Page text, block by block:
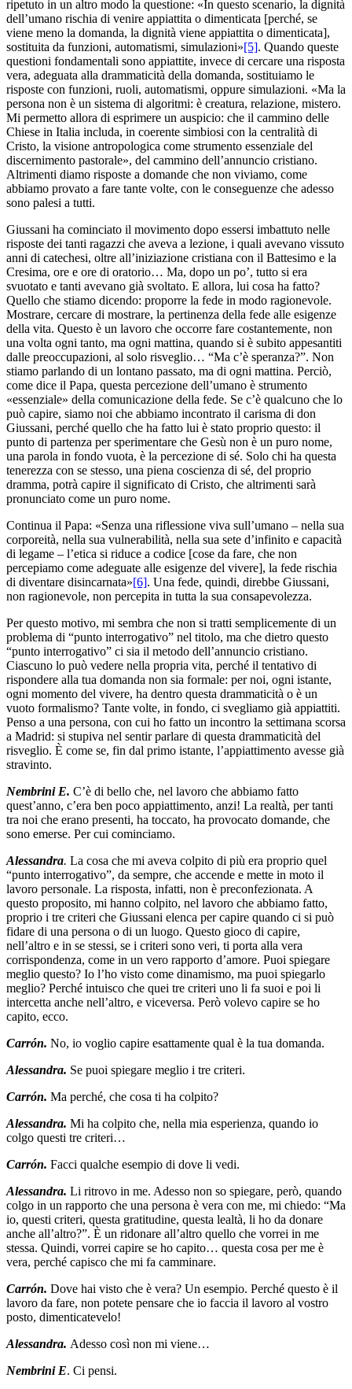
ripetuto in un altro modo la questione: «In questo scenario, la dignità
dell’umano rischia di venire appiattita o dimenticata [perché, se
viene meno la domanda, la dignità viene appiattita o dimenticata],
sostituita da funzioni, automatismi, simulazioni»[5]. Quando queste
questioni fondamentali sono appiattite, invece di cercare una risposta
vera, adeguata alla drammaticità della domanda, sostituiamo le
risposte con funzioni, ruoli, automatismi, oppure simulazioni. «Ma la
persona non è un sistema di algoritmi: è creatura, relazione, mistero.
Mi permetto allora di esprimere un auspicio: che il cammino delle
Chiese in Italia includa, in coerente simbiosi con la centralità di
Cristo, la visione antropologica come strumento essenziale del
discernimento pastorale», del cammino dell’annuncio cristiano.
Altrimenti diamo risposte a domande che non viviamo, come
abbiamo provato a fare tante volte, con le conseguenze che adesso
sono palesi a tutti.
Giussani ha cominciato il movimento dopo essersi imbattuto nelle
risposte dei tanti ragazzi che aveva a lezione, i quali avevano vissuto
anni di catechesi, oltre all’iniziazione cristiana con il Battesimo e la
Cresima, ore e ore di oratorio… Ma, dopo un po’, tutto si era
svuotato e tanti avevano già svoltato. E allora, lui cosa ha fatto?
Quello che stiamo dicendo: proporre la fede in modo ragionevole.
Mostrare, cercare di mostrare, la pertinenza della fede alle esigenze
della vita. Questo è un lavoro che occorre fare costantemente, non
una volta ogni tanto, ma ogni mattina, quando si è subito appesantiti
dalle preoccupazioni, al solo risveglio… “Ma c’è speranza?”. Non
stiamo parlando di un lontano passato, ma di ogni mattina. Perciò,
come dice il Papa, questa percezione dell’umano è strumento
«essenziale» della comunicazione della fede. Se c’è qualcuno che lo
può capire, siamo noi che abbiamo incontrato il carisma di don
Giussani, perché quello che ha fatto lui è stato proprio questo: il
punto di partenza per sperimentare che Gesù non è un puro nome,
una parola in fondo vuota, è la percezione di sé. Solo chi ha questa
tenerezza con se stesso, una piena coscienza di sé, del proprio
dramma, potrà capire il significato di Cristo, che altrimenti sarà
pronunciato come un puro nome.
Continua il Papa: «Senza una riflessione viva sull’umano – nella sua
corporeità, nella sua vulnerabilità, nella sua sete d’infinito e capacità
di legame – l’etica si riduce a codice [cose da fare, che non
percepiamo come adeguate alle esigenze del vivere], la fede rischia
di diventare disincarnata»[6]. Una fede, quindi, direbbe Giussani,
non ragionevole, non percepita in tutta la sua consapevolezza.
Per questo motivo, mi sembra che non si tratti semplicemente di un
problema di “punto interrogativo” nel titolo, ma che dietro questo
“punto interrogativo” ci sia il metodo dell’annuncio cristiano.
Ciascuno lo può vedere nella propria vita, perché il tentativo di
rispondere alla tua domanda non sia formale: per noi, ogni istante,
ogni momento del vivere, ha dentro questa drammaticità o è un
vuoto formalismo? Tante volte, in fondo, ci svegliamo già appiattiti.
Penso a una persona, con cui ho fatto un incontro la settimana scorsa
a Madrid: si stupiva nel sentir parlare di questa drammaticità del
risveglio. È come se, fin dal primo istante, l’appiattimento avesse già
stravinto.
Nembrini E. C’è di bello che, nel lavoro che abbiamo fatto
quest’anno, c’era ben poco appiattimento, anzi! La realtà, per tanti
tra noi che erano presenti, ha toccato, ha provocato domande, che
sono emerse. Per cui cominciamo.
Alessandra. La cosa che mi aveva colpito di più era proprio quel
“punto interrogativo”, da sempre, che accende e mette in moto il
lavoro personale. La risposta, infatti, non è preconfezionata. A
questo proposito, mi hanno colpito, nel lavoro che abbiamo fatto,
proprio i tre criteri che Giussani elenca per capire quando ci si può
fidare di una persona o di un luogo. Questo gioco di capire,
nell’altro e in se stessi, se i criteri sono veri, ti porta alla vera
corrispondenza, come in un vero rapporto d’amore. Puoi spiegare
meglio questo? Io l’ho visto come dinamismo, ma puoi spiegarlo
meglio? Perché intuisco che quei tre criteri uno li fa suoi e poi li
intercetta anche nell’altro, e viceversa. Però volevo capire se ho
capito, ecco.
Carrón. No, io voglio capire esattamente qual è la tua domanda.
Alessandra. Se puoi spiegare meglio i tre criteri.
Carrón. Ma perché, che cosa ti ha colpito?
Alessandra. Mi ha colpito che, nella mia esperienza, quando io
colgo questi tre criteri…
Carrón. Facci qualche esempio di dove li vedi.
Alessandra. Li ritrovo in me. Adesso non so spiegare, però, quando
colgo in un rapporto che una persona è vera con me, mi chiedo: “Ma
io, questi criteri, questa gratitudine, questa lealtà, li ho da donare
anche all’altro?”. È un ridonare all’altro quello che vorrei in me
stessa. Quindi, vorrei capire se ho capito… questa cosa per me è
vera, perché capisco che mi fa camminare.
Carrón. Dove hai visto che è vera? Un esempio. Perché questo è il
lavoro da fare, non potete pensare che io faccia il lavoro al vostro
posto, dimenticatevelo!
Alessandra. Adesso così non mi viene…
Nembrini E. Ci pensi.